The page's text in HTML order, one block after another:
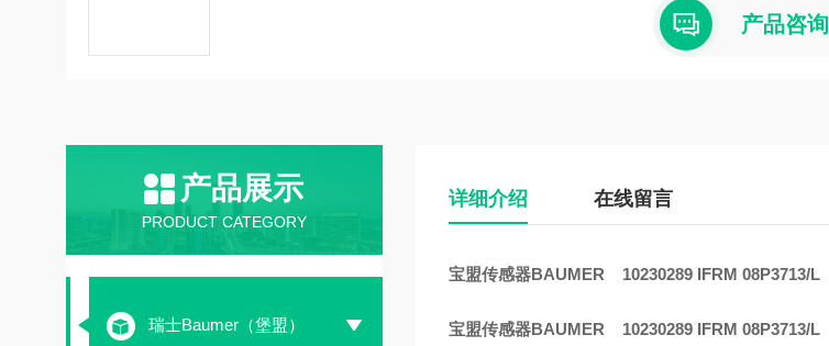
产品咨询
产品展示
PRODUCT CATEGORY
瑞士Baumer（堡盟）
详细介绍 在线留言
宝盟传感器BAUMER 10230289 IFRM 08P3713/L
宝盟传感器BAUMER 10230289 IFRM 08P3713/L